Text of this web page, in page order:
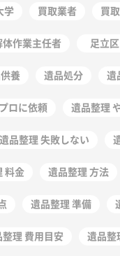
学 買取業者 買
体作業主任者 足立区
養 遺品処分 遺
ロに依頼 遺品整理
遺品整理 失敗しない
料金 遺品整理 方法
遺品整理 準備
整理 費用目安 遺品整